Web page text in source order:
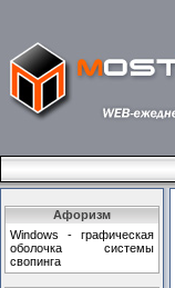
Афоризм
Windows - графическая
оболочка системы
свопинга